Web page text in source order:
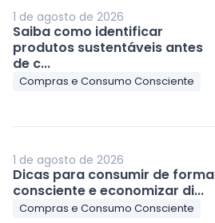
1 de agosto de 2026
Saiba como identificar
produtos sustentáveis antes
de c...
Compras e Consumo Consciente
1 de agosto de 2026
Dicas para consumir de forma
consciente e economizar di...
Compras e Consumo Consciente